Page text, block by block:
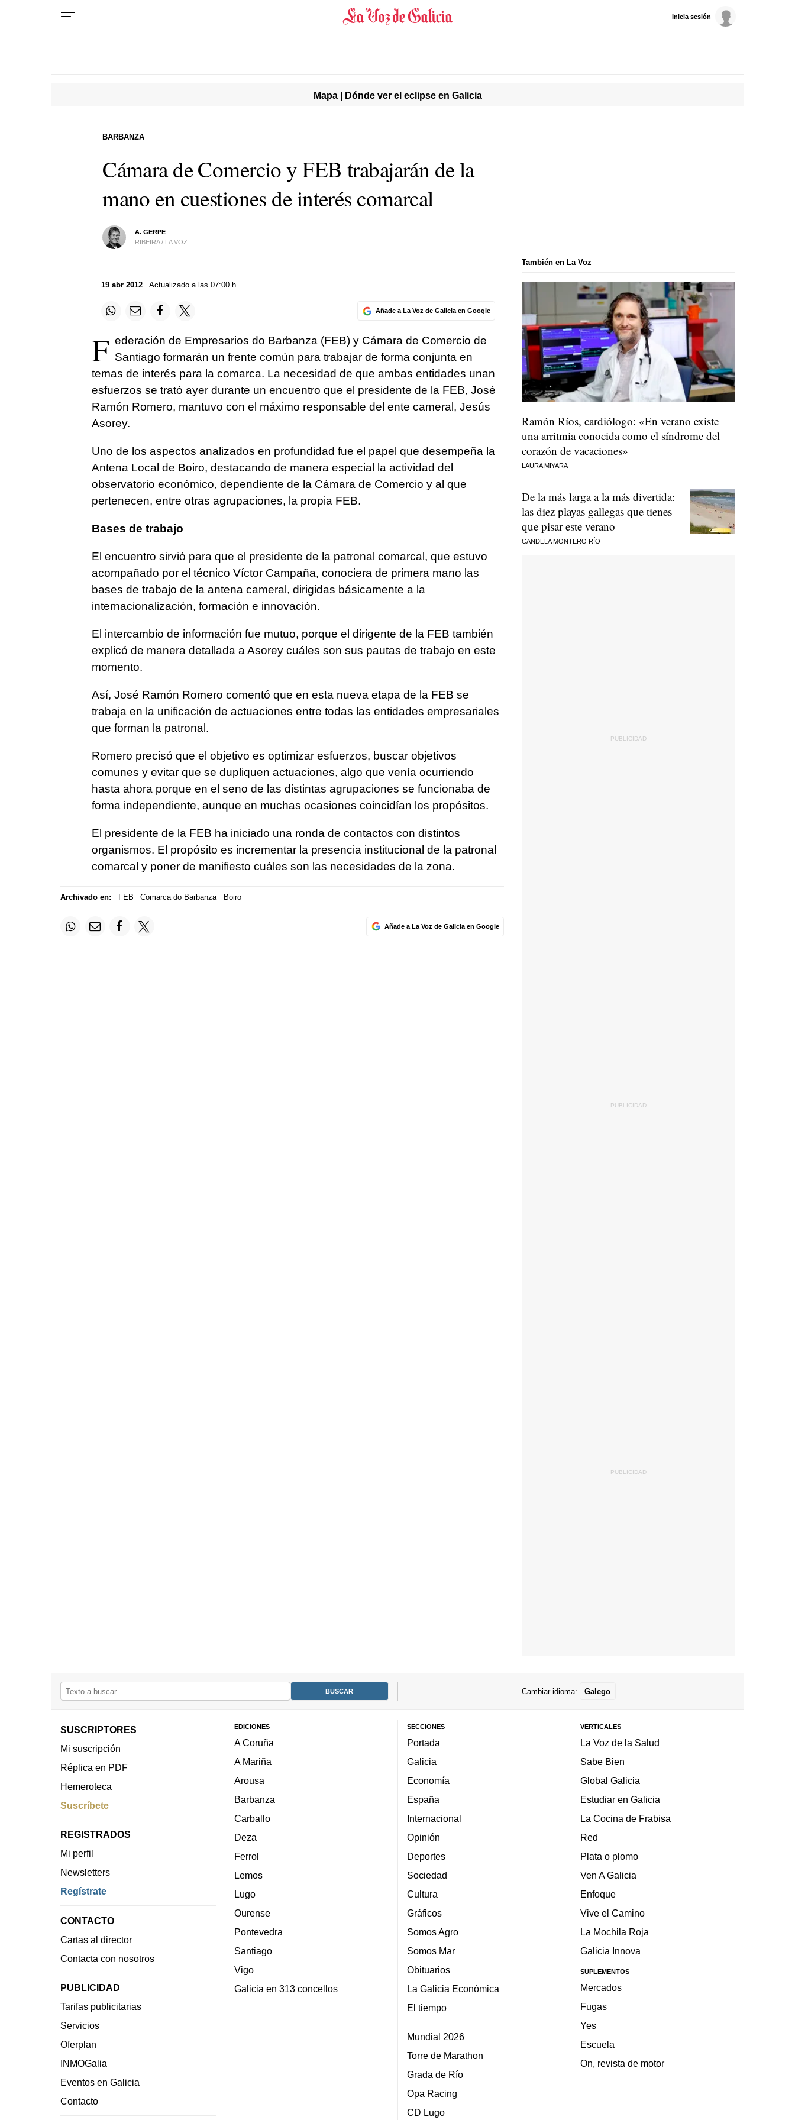
Inicia sesión
Mapa | Dónde ver el eclipse en Galicia
Cámara de Comercio y FEB trabajarán de la
mano en cuestiones de interés comarcal
A. GERPE
RIBEIRA / LA VOZ
BARBANZA
19 abr 2012. Actualizado a las 07:00 h.
Añade a La Voz de Galicia en Google
F ederación de Empresarios do Barbanza (FEB) y Cámara de Comercio de
Santiago formarán un frente común para trabajar de forma conjunta en
temas de interés para la comarca. La necesidad de que ambas entidades unan
esfuerzos se trató ayer durante un encuentro que el presidente de la FEB, José
Ramón Romero, mantuvo con el máximo responsable del ente cameral, Jesús
Asorey.
Uno de los aspectos analizados en profundidad fue el papel que desempeña la
Antena Local de Boiro, destacando de manera especial la actividad del
observatorio económico, dependiente de la Cámara de Comercio y al que
pertenecen, entre otras agrupaciones, la propia FEB.
Bases de trabajo
El encuentro sirvió para que el presidente de la patronal comarcal, que estuvo
acompañado por el técnico Víctor Campaña, conociera de primera mano las
bases de trabajo de la antena cameral, dirigidas básicamente a la
internacionalización, formación e innovación.
El intercambio de información fue mutuo, porque el dirigente de la FEB también
explicó de manera detallada a Asorey cuáles son sus pautas de trabajo en este
momento.
Así, José Ramón Romero comentó que en esta nueva etapa de la FEB se
trabaja en la unificación de actuaciones entre todas las entidades empresariales
que forman la patronal.
Romero precisó que el objetivo es optimizar esfuerzos, buscar objetivos
comunes y evitar que se dupliquen actuaciones, algo que venía ocurriendo
hasta ahora porque en el seno de las distintas agrupaciones se funcionaba de
forma independiente, aunque en muchas ocasiones coincidían los propósitos.
El presidente de la FEB ha iniciado una ronda de contactos con distintos
organismos. El propósito es incrementar la presencia institucional de la patronal
comarcal y poner de manifiesto cuáles son las necesidades de la zona.
Archivado en: FEB Comarca do Barbanza Boiro
Añade a La Voz de Galicia en Google
También en La Voz
Ramón Ríos, cardiólogo: «En verano existe
una arritmia conocida como el síndrome del
corazón de vacaciones»
LAURA MIYARA
De la más larga a la más divertida:
las diez playas gallegas que tienes
que pisar este verano
CANDELA MONTERO RÍO
Cambiar idioma: Galego
SUSCRIPTORES
Mi suscripción
Réplica en PDF
Hemeroteca
Suscríbete
REGISTRADOS
Mi perfil
Newsletters
Regístrate
CONTACTO
Cartas al director
Contacta con nosotros
PUBLICIDAD
Tarifas publicitarias
Servicios
Oferplan
INMOGalia
Eventos en Galicia
Contacto
EDICIONES
A Coruña
A Mariña
Arousa
Barbanza
Carballo
Deza
Ferrol
Lemos
Lugo
Ourense
Pontevedra
Santiago
Vigo
Galicia en 313 concellos
SECCIONES
Portada
Galicia
Economía
España
Internacional
Opinión
Deportes
Sociedad
Cultura
Gráficos
Somos Agro
Somos Mar
Obituarios
La Galicia Económica
El tiempo
Mundial 2026
Torre de Marathon
Grada de Río
Opa Racing
CD Lugo
VERTICALES
La Voz de la Salud
Sabe Bien
Global Galicia
Estudiar en Galicia
La Cocina de Frabisa
Red
Plata o plomo
Ven A Galicia
Enfoque
Vive el Camino
La Mochila Roja
Galicia Innova
SUPLEMENTOS
Mercados
Fugas
Yes
Escuela
On, revista de motor